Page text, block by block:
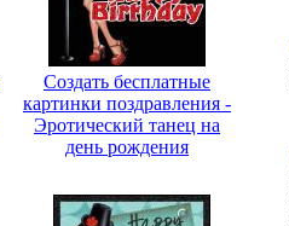
Создать бесплатные
картинки поздравления -
Эротический танец на
день рождения